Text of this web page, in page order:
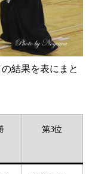
結果を表にまと
第3位